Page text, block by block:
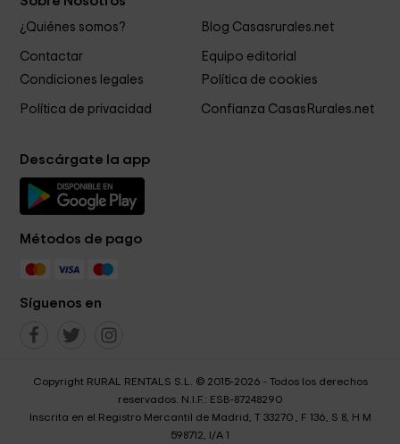
¿Quiénes somos? Blog Casasrurales.net
Contactar
Equipo editorial
Condiciones legales
Política de cookies
Política de privacidad Confianza CasasRurales.net
Descárgate la app
Métodos de pago
Síguenos en
Copyright RURAL RENTALS S.L. © 2015-2026 - Todos los derechos
reservados. N.I.F.: ESB-87248290
Inscrita en el Registro Mercantil de Madrid, T 33270 , F 136, S 8, H M
598712, I/A 1